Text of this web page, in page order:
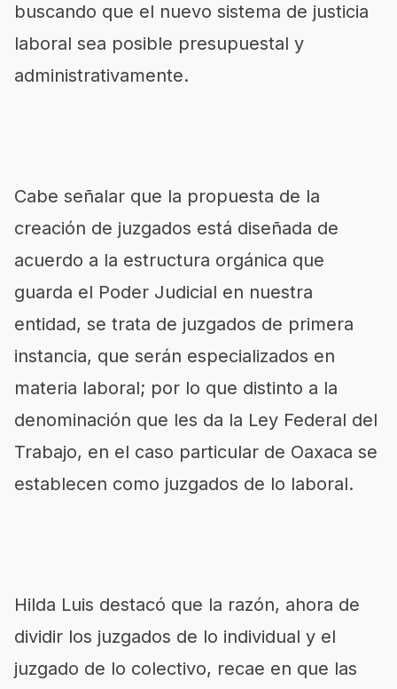
buscando que el nuevo sistema de justicia
laboral sea posible presupuestal y
administrativamente.
Cabe señalar que la propuesta de la
creación de juzgados está diseñada de
acuerdo a la estructura orgánica que
guarda el Poder Judicial en nuestra
entidad, se trata de juzgados de primera
instancia, que serán especializados en
materia laboral; por lo que distinto a la
denominación que les da la Ley Federal del
Trabajo, en el caso particular de Oaxaca se
establecen como juzgados de lo laboral.
Hilda Luis destacó que la razón, ahora de
dividir los juzgados de lo individual y el
juzgado de lo colectivo, recae en que las